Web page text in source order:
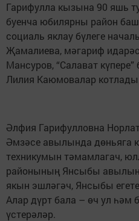
Гарифулла кызына 90 яшь
буенча юбилярны район
социаль яклау бүлеге
Җамалиева, мәгариф
Мансуров, “Салават
Лилия Каюмовалар
Әлфия Гарифулловна
Әмзәсе авылында дөньяга
техникумын тәмамлагач,
районының Янсыбы
якын эшләгәч, Янсыбы
Алар дүрт бала – өч ул һәм
үстерәләр.